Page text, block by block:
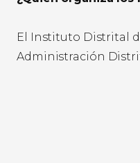
El Instituto Distrital
Administración